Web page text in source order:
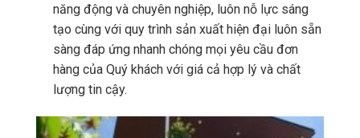
năng động và chuyên nghiệp, luôn nỗ lực sáng
tạo cùng với quy trình sản xuất hiện đại luôn sẵn
sàng đáp ứng nhanh chóng mọi yêu cầu đơn
hàng của Quý khách với giá cả hợp lý và chất
lượng tin cậy.